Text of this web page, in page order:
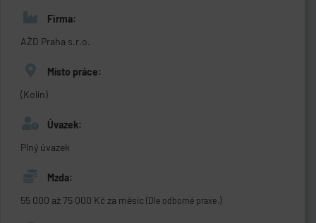
Firma:
AŽD Praha s.r.o.
Místo práce:
(Kolín)
Úvazek:
Plný úvazek
Mzda:
55 000 až 75 000 Kč za měsíc (Dle odborné praxe.)